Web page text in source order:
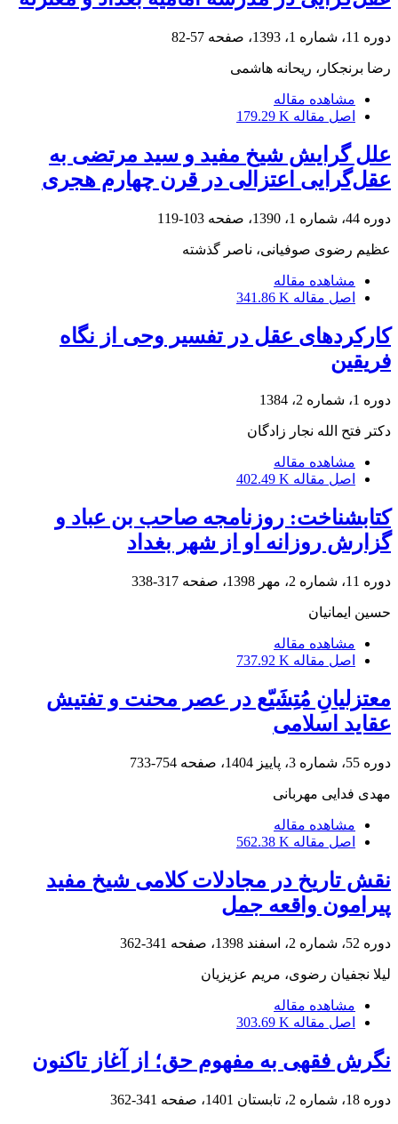
دوره 11، شماره 1، 1393، صفحه 57-82
رضا برنجکار، ریحانه هاشمی
مشاهده مقاله
اصل مقاله 179.29 K
علل گرایش شیخ مفید و سید مرتضی به
عقل‌گرایی اعتزالی در قرن چهارم‌ هجری
دوره 44، شماره 1، 1390، صفحه 103-119
عظیم رضوی صوفیانی، ناصر گذشته
مشاهده مقاله
اصل مقاله 341.86 K
کارکردهای عقل در تفسیر وحی از نگاه
فریقین
دوره 1، شماره 2، 1384
دکتر فتح الله نجار زادگان
مشاهده مقاله
اصل مقاله 402.49 K
کتابشناخت: روزنامجه صاحب بن عباد و
گزارش روزانه او از شهر بغداد
دوره 11، شماره 2، مهر 1398، صفحه 317-338
حسین ایمانیان
مشاهده مقاله
اصل مقاله 737.92 K
معتزلیانِ مُتِشَیّع در عصر محنت و تفتیش
عقاید اسلامی
دوره 55، شماره 3، پاییز 1404، صفحه 754-733
مهدی فدایی مهربانی
مشاهده مقاله
اصل مقاله 562.38 K
نقش تاریخ در مجادلات کلامی شیخ مفید
پیرامون واقعه جمل
دوره 52، شماره 2، اسفند 1398، صفحه 341-362
لیلا نجفیان رضوی، مریم عزیزیان
مشاهده مقاله
اصل مقاله 303.69 K
نگرش فقهی به مفهوم حق؛ از آغاز تاکنون
دوره 18، شماره 2، تابستان 1401، صفحه 341-362